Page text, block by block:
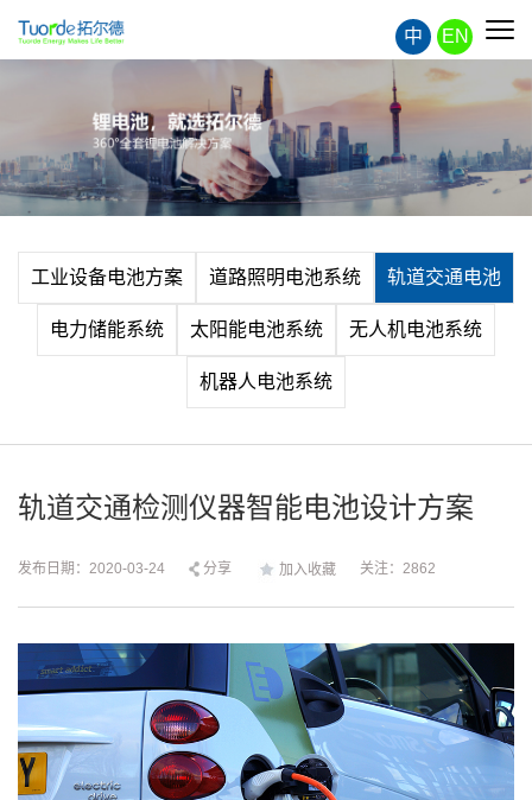
中 EN
工业设备电池方案 道路照明电池系统 轨道交通电池
电力储能系统 太阳能电池系统 无人机电池系统
机器人电池系统
轨道交通检测仪器智能电池设计方案
发布日期：2020-03-24 分享 加入收藏 关注：2862